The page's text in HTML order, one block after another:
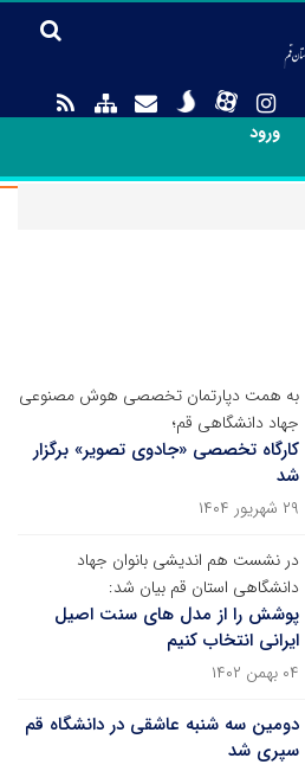
ورود
به همت دپارتمان تخصصی هوش مصنوعی
جهاد دانشگاهی قم؛
کارگاه تخصصی «جادوی تصویر» برگزار
شد
۲۹ شهریور ۱۴۰۴
در نشست هم اندیشی بانوان جهاد
دانشگاهی استان قم بیان شد:
پوشش را از مدل های سنت اصیل
ایرانی انتخاب کنیم
۰۴ بهمن ۱۴۰۲
دومین سه شنبه عاشقی در دانشگاه قم
سپری شد